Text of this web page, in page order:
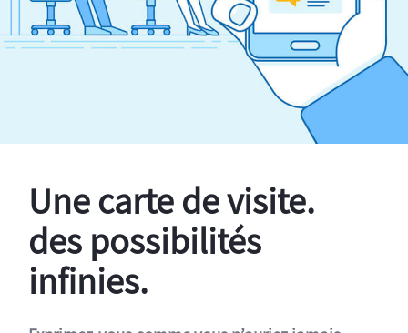
Une carte de visite.
des possibilités
infinies.